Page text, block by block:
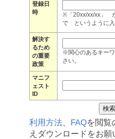
登録日
時
※「20xx/xx/xx」
で というように入
解決す
るため
の重要
政策
※関心のあるキー
さい。
マニフ
ェスト
ID
利用方法、 FAQを閲覧
えダウンロードをお願